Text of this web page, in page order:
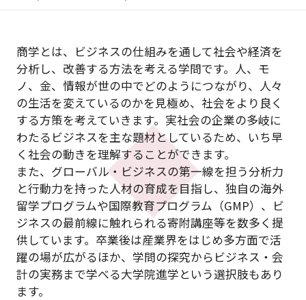
商学とは、ビジネスの仕組みを通して社会や経済を
分析し、改善する方法を考える学問です。人、モ
ノ、金、情報が世の中でどのようにつながり、人々
の生活を変えているのかを見極め、社会をより良く
する方策を考えていきます。実社会の企業の多岐に
わたるビジネスを主な題材としているため、いち早
く社会の動きを理解することができます。
また、グローバル・ビジネスの第一線を担う分析力
と行動力を持った人材の育成を目指し、独自の海外
留学プログラムや国際教育プログラム（GMP）、ビ
ジネスの最前線に触れられる寄附講座等を数多く提
供しています。卒業後は産業界をはじめ多方面で活
躍の場が広がるほか、学問の探究からビジネス・会
計の実務まで学べる大学院進学という選択肢もあり
ます。